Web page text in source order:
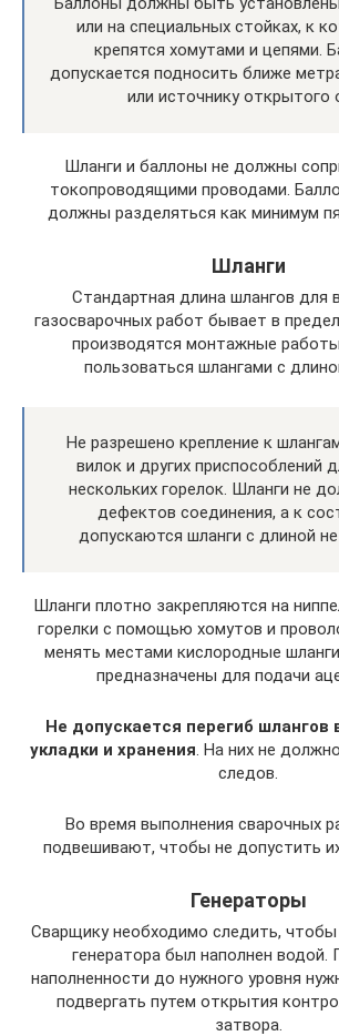
или на специальных стойках, к
крепятся хомутами и цепями.
допускается подносить ближе
или источнику открытого
Шланги и баллоны не должны
токопроводящими проводами.
должны разделяться как минимум
Шланги
Стандартная длина шлангов для
газосварочных работ бывает в
производятся монтажные
пользоваться шлангами с
Не разрешено крепление к
вилок и других приспособлений
нескольких горелок. Шланги не
дефектов соединения, а к
допускаются шланги с длиной
Шланги плотно закрепляются на
горелки с помощью хомутов и
менять местами кислородные
предназначены для подачи
Не допускается перегиб шлангов
укладки и хранения. На них не
следов.
Во время выполнения сварочных
подвешивают, чтобы не допустить
Генераторы
Сварщику необходимо следить,
генератора был наполнен водой.
наполненности до нужного уровня
подвергать путем открытия
затвора.